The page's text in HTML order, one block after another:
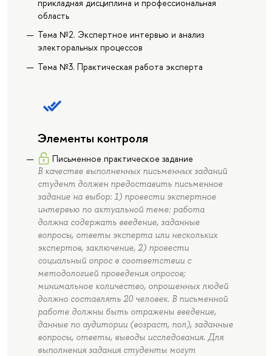
прикладная дисциплина и профессиональная
область
Тема №2. Экспертное интервью и анализ
электоральных процессов
Тема №3. Практическая работа эксперта
Элементы контроля
Письменное практическое задание
В качестве выполненных письменных заданий
студент должен предоставить письменное
задание на выбор: 1) провести экспертное
интервью по актуальной теме: работа
должна содержать введение, заданные
вопросы, ответы эксперта или нескольких
экспертов, заключение, 2) провести
социальный опрос в соответствии с
методологией проведения опросов;
минимальное количество, опрошенных людей
должно составлять 20 человек. В письменной
работе должны быть отражены введение,
данные по аудитории (возраст, пол), заданные
вопросы, ответы, выводы исследования. Для
выполнения задания студенты могут